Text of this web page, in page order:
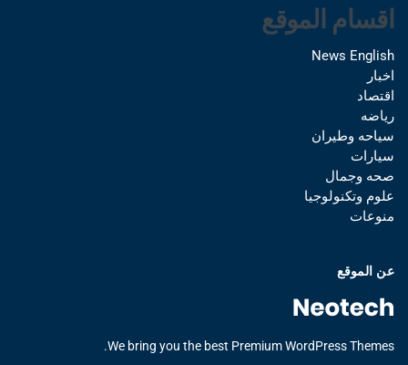
اقسام الموقع
News English
اخبار
اقتصاد
رياضه
سياحه وطيران
سيارات
صحه وجمال
علوم وتكنولوجيا
منوعات
عن الموقع
We bring you the best Premium WordPress Themes.